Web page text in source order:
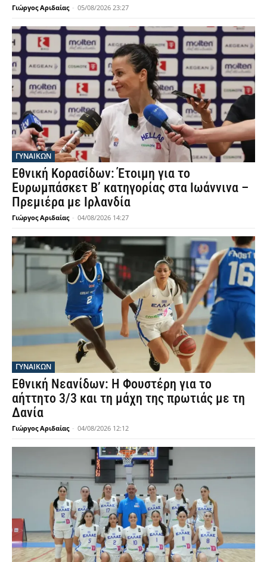
Γιώργος Αριδαίας - 05/08/2026 23:27
ΓΥΝΑΙΚΩΝ
Εθνική Κορασίδων: Έτοιμη για το
Ευρωμπάσκετ Β’ κατηγορίας στα Ιωάννινα –
Πρεμιέρα με Ιρλανδία
Γιώργος Αριδαίας - 04/08/2026 14:27
ΓΥΝΑΙΚΩΝ
Εθνική Νεανίδων: Η Φουστέρη για το
αήττητο 3/3 και τη μάχη της πρωτιάς με τη
Δανία
Γιώργος Αριδαίας - 04/08/2026 12:12